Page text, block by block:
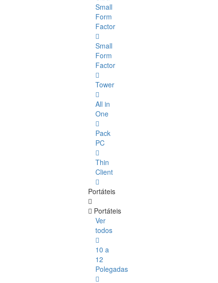
Small
Form
Factor
Small
Form
Factor
Tower
All in
One
Pack
PC
Thin
Client
Portáteis
Portáteis
Ver
todos
10 a
12
Polegadas